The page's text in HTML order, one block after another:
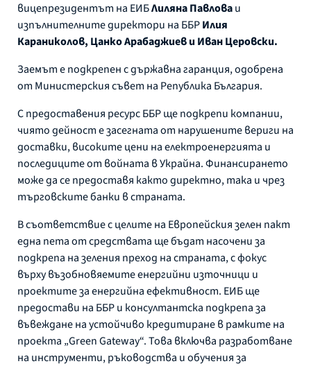
вицепрезидентът на ЕИБЛиляна Павловaи
изпълнителните директори на ББРИлия
Караниколов, Цанко Арабаджиев и Иван Церовски.
Заемът е подкрепен с държавна гаранция, одобрена
от Министерския съвет на Република България.
С предоставения ресурс ББР ще подкрепи компании,
чиято дейност е засегната от нарушените вериги на
доставки, високите цени на електроенергията и
последиците от войната в Украйна. Финансирането
може да се предоставя както директно, така и чрез
търговските банки в страната.
В съответствие с целите на Европейския зелен пакт
една пета от средствата ще бъдат насочени за
подкрепа на зеления преход на страната, с фокус
върху възобновяемите енергийни източници и
проектите за енергийна ефективност. ЕИБ ще
предостави на ББР и консултантска подкрепа за
въвеждане на устойчиво кредитиране в рамките на
проекта „Green Gateway“. Това включва разработване
на инструменти, ръководства и обучения за